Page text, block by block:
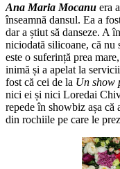
Ana Maria Mocanu era
înseamnă dansul. Ea a
dar a știut să danseze. A
niciodată silicoane, că nu
este o suferință prea
inimă și a apelat la
fost că cei de la Un show
nici ei și nici Loredai
repede în showbiz așa că
din rochiile pe care le